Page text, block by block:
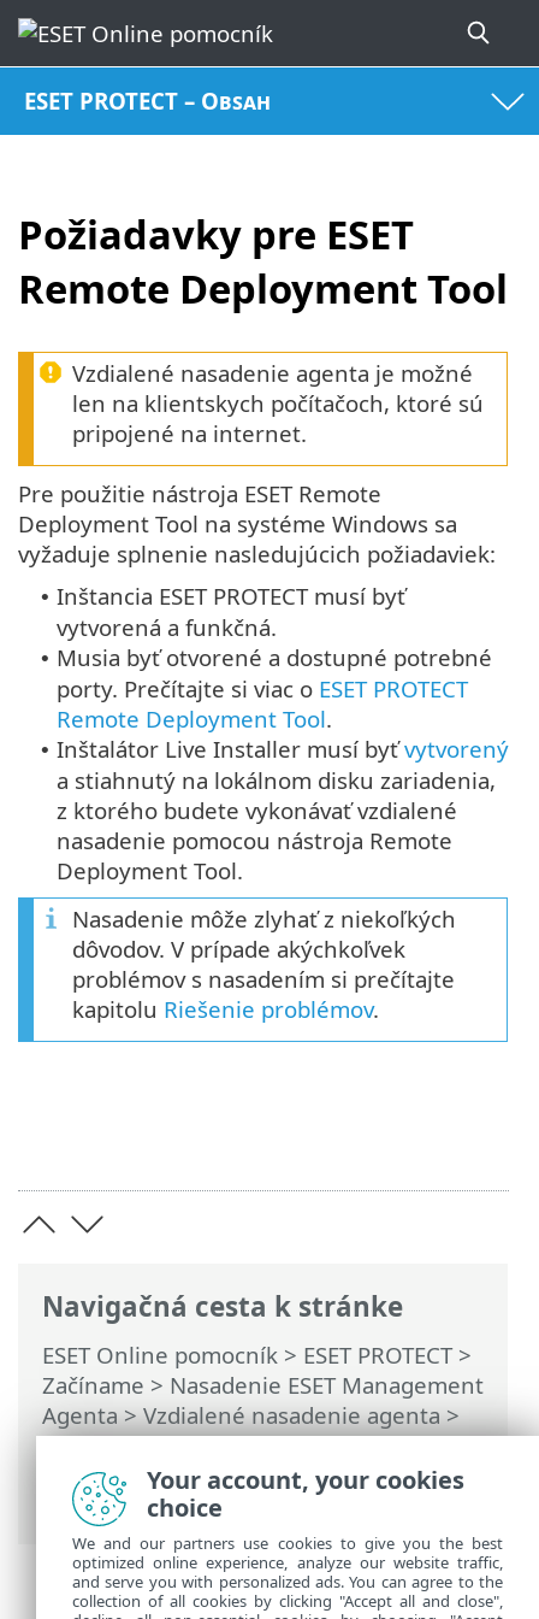
ESET PROTECT – Obsah
Požiadavky pre ESET
Remote Deployment Tool
Navigačná cesta k stránke
ESET Online pomocník > ESET PROTECT>
Začíname > Nasadenie ESET Management
Agenta>Vzdialené nasadenie agenta>
ESET Remote Deployment Tool>
Požiadavky pre ESET Remote Deployment
Tool
Vzdialené nasadenie agenta je možné
len na klientskych počítačoch, ktoré sú
pripojené na internet.
Pre použitie nástroja ESET Remote
Deployment Tool na systéme Windows sa
vyžaduje splnenie nasledujúcich požiadaviek:
• Inštancia ESET PROTECT musí byť
vytvorená a funkčná.
• Musia byť otvorené a dostupné potrebné
porty. Prečítajte si viac o ESET PROTECT
Remote Deployment Tool.
• Inštalátor Live Installer musí byťvytvorený
a stiahnutý na lokálnom disku zariadenia,
z ktorého budete vykonávať vzdialené
nasadenie pomocou nástroja Remote
Deployment Tool.
Nasadenie môže zlyhať z niekoľkých
dôvodov. V prípade akýchkoľvek
problémov s nasadením si prečítajte
kapitolu Riešenie problémov.
Your account, your cookies
choice
We and our partners use cookies to give you the best
optimized online experience, analyze our website traffic,
and serve you with personalized ads. You can agree to the
collection of all cookies by clicking "Accept all and close",